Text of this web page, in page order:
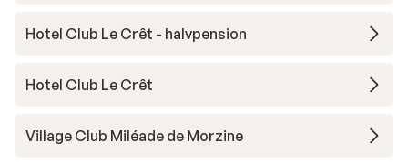
Hotel Club Le Crêt - halvpension
Hotel Club Le Crêt
Village Club Miléade de Morzine